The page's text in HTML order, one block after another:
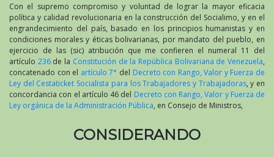
Con el supremo compromiso y voluntad de lograr la mayor eficacia
política y calidad revolucionaria en la construcción del Socialimo, y en el
engrandecimiento del país, basado en los principios humanistas y en
condiciones morales y éticas bolivarianas, por mandato del pueblo, en
ejercicio de las (sic) atribución que me confieren el numeral 11 del
artículo 236de la Constitución de la República Bolivariana de Venezuela,
concatenado con el artículo 7° del Decreto con Rango, Valor y Fuerza de
Ley del Cestaticket Socialista para los Trabajadores y Trabajadoras, y en
concordancia con el artículo 46 del Decreto con Rango, Valor y Fuerza de
Ley orgánica de la Administración Pública, en Consejo de Ministros,
CONSIDERANDO